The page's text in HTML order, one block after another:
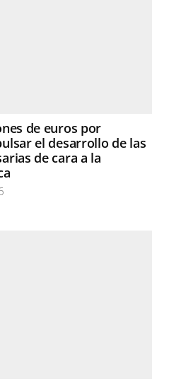
de euros por
el desarrollo de las
de cara a la